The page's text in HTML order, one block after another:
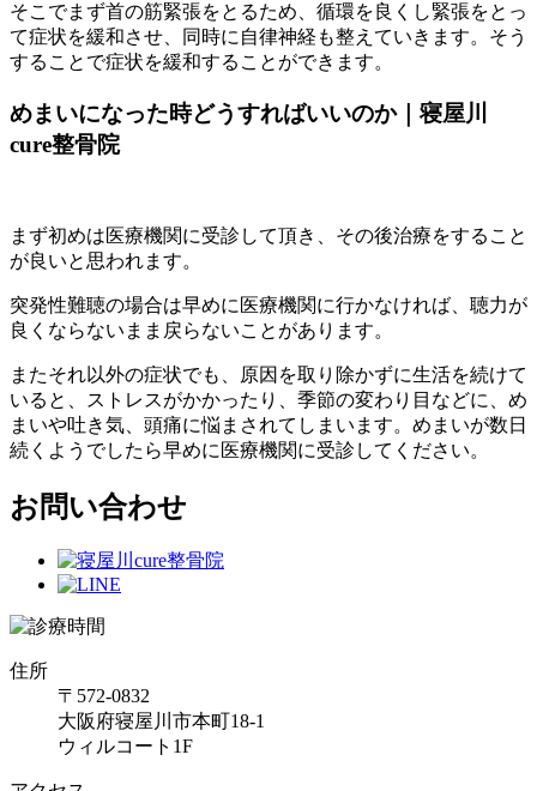
そこでまず首の筋緊張をとるため、循環を良くし緊張をとっ
て症状を緩和させ、同時に自律神経も整えていきます。そう
することで症状を緩和することができます。
めまいになった時どうすればいいのか｜寝屋川
cure整骨院
まず初めは医療機関に受診して頂き、その後治療をすること
が良いと思われます。
突発性難聴の場合は早めに医療機関に行かなければ、聴力が
良くならないまま戻らないことがあります。
またそれ以外の症状でも、原因を取り除かずに生活を続けて
いると、ストレスがかかったり、季節の変わり目などに、め
まいや吐き気、頭痛に悩まされてしまいます。 めまいが数日
続くようでしたら早めに医療機関に受診してください。
お問い合わせ
住所
〒572-0832
大阪府寝屋川市本町18-1
ウィルコート1F